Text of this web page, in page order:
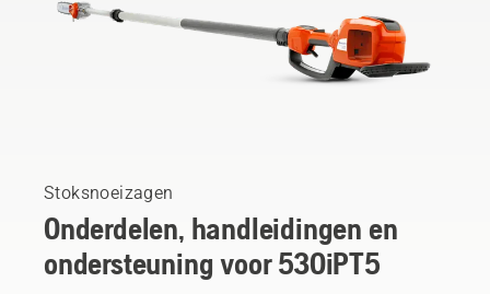
Stoksnoeizagen
Onderdelen, handleidingen en
ondersteuning voor 530iPT5